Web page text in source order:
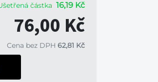
částka 16,19 Kč
76,00 Kč
Cena bez DPH 62,81 Kč